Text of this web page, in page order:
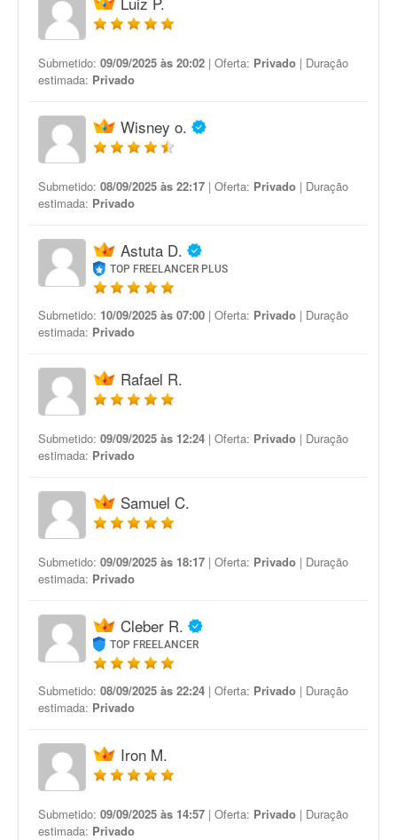
Submetido: 09/09/2025 às 20:02 | Oferta: Privado | Duração
estimada: Privado
Wisney o.
Submetido: 08/09/2025 às 22:17 | Oferta: Privado | Duração
estimada: Privado
Astuta D.
TOP FREELANCER PLUS
Submetido: 10/09/2025 às 07:00 | Oferta: Privado | Duração
estimada: Privado
Rafael R.
Submetido: 09/09/2025 às 12:24 | Oferta: Privado | Duração
estimada: Privado
Samuel C.
Submetido: 09/09/2025 às 18:17 | Oferta: Privado | Duração
estimada: Privado
Cleber R.
TOP FREELANCER
Submetido: 08/09/2025 às 22:24 | Oferta: Privado | Duração
estimada: Privado
Iron M.
Submetido: 09/09/2025 às 14:57 | Oferta: Privado | Duração
estimada: Privado